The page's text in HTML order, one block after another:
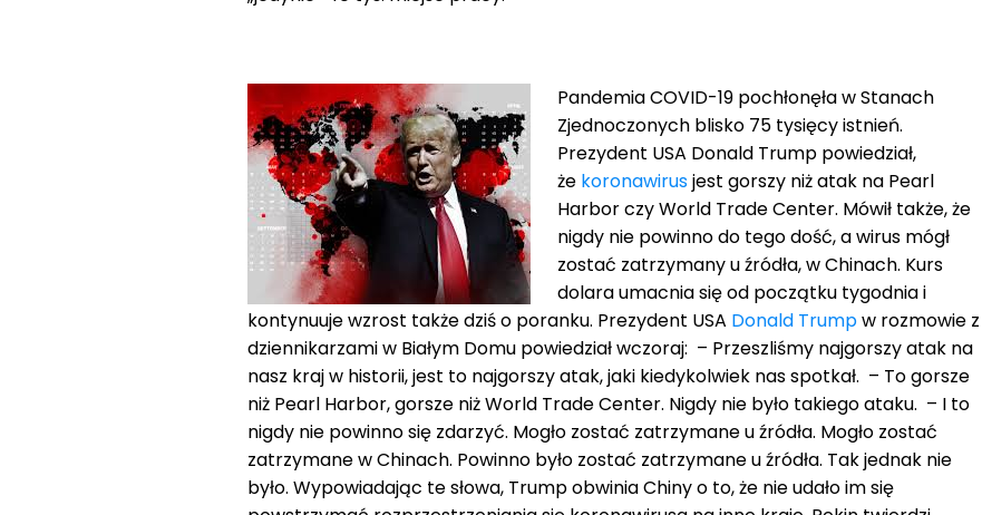
Pandemia COVID-19 pochłonęła w Stanach
Zjednoczonych blisko 75 tysięcy istnień.
Prezydent USA Donald Trump powiedział,
że koronawirusjest gorszy niż atak na Pearl
Harbor czy World Trade Center. Mówił także, że
nigdy nie powinno do tego dość, a wirus mógł
zostać zatrzymany u źródła, w Chinach. Kurs
dolara umacnia się od początku tygodnia i
kontynuuje wzrost także dziś o poranku. Prezydent USA Donald Trumpw rozmowie z
dziennikarzami w Białym Domu powiedział wczoraj: – Przeszliśmy najgorszy atak na
nasz kraj w historii, jest to najgorszy atak, jaki kiedykolwiek nas spotkał. – To gorsze
niż Pearl Harbor, gorsze niż World Trade Center. Nigdy nie było takiego ataku. – I to
nigdy nie powinno się zdarzyć. Mogło zostać zatrzymane u źródła. Mogło zostać
zatrzymane w Chinach. Powinno było zostać zatrzymane u źródła. Tak jednak nie
było. Wypowiadając te słowa, Trump obwinia Chiny o to, że nie udało im się